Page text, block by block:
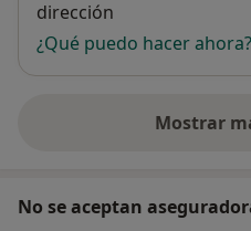
dirección
¿Qué puedo hacer ahora?
Mostrar
No se aceptan